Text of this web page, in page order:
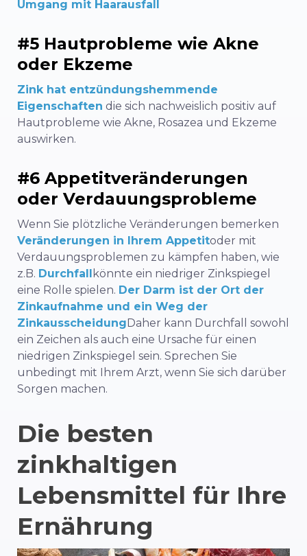
Umgang mit Haarausfall
#5 Hautprobleme wie Akne
oder Ekzeme
Zink hat entzündungshemmende
Eigenschaften die sich nachweislich positiv auf
Hautprobleme wie Akne, Rosazea und Ekzeme
auswirken.
#6 Appetitveränderungen
oder Verdauungsprobleme
Wenn Sie plötzliche Veränderungen bemerken
Veränderungen in Ihrem Appetitoder mit
Verdauungsproblemen zu kämpfen haben, wie
z.B. Durchfall könnte ein niedriger Zinkspiegel
eine Rolle spielen. Der Darm ist der Ort der
Zinkaufnahme und ein Weg der
ZinkausscheidungDaher kann Durchfall sowohl
ein Zeichen als auch eine Ursache für einen
niedrigen Zinkspiegel sein. Sprechen Sie
unbedingt mit Ihrem Arzt, wenn Sie sich darüber
Sorgen machen.
Die besten
zinkhaltigen
Lebensmittel für Ihre
Ernährung